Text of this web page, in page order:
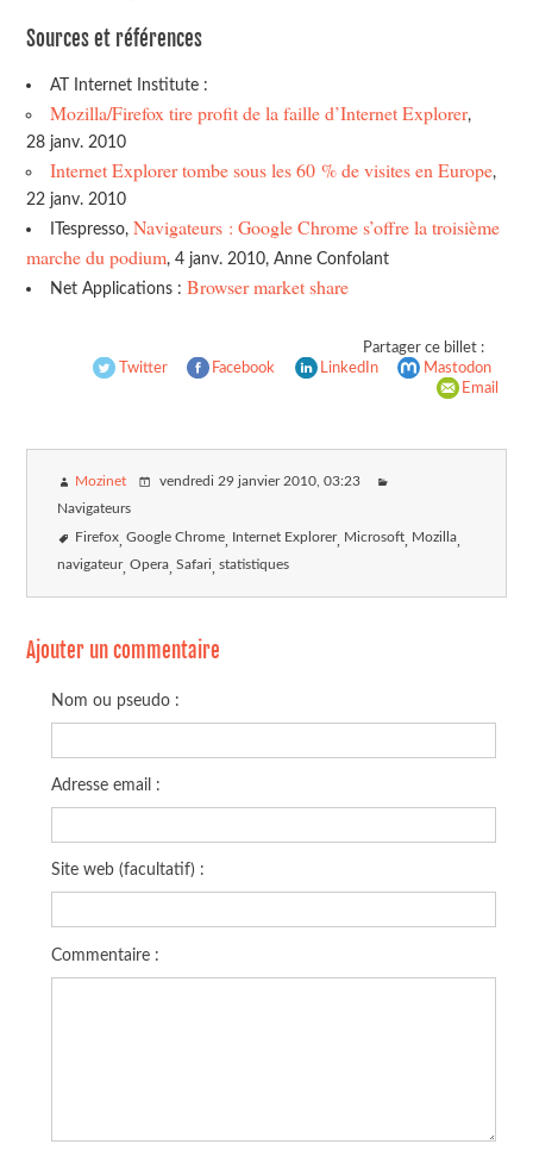
Sources et références
AT Internet Institute :
Mozilla/Firefox tire profit de la faille d’Internet Explorer,
28 janv. 2010
Internet Explorer tombe sous les 60 % de visites en Europe,
22 janv. 2010
ITespresso, Navigateurs : Google Chrome s’offre la troisième
marche du podium, 4 janv. 2010, Anne Confolant
Net Applications : Browser market share
Partager ce billet :
Twitter
Facebook LinkedIn
Mastodon
Email
Mozinet vendredi 29 janvier 2010 , 03:23
Navigateurs
Firefox Google Chrome Internet Explorer Microsoft Mozilla
navigateur Opera Safari statistiques
Ajouter un commentaire
Nom ou pseudo :
Adresse email :
Site web (facultatif) :
Commentaire :